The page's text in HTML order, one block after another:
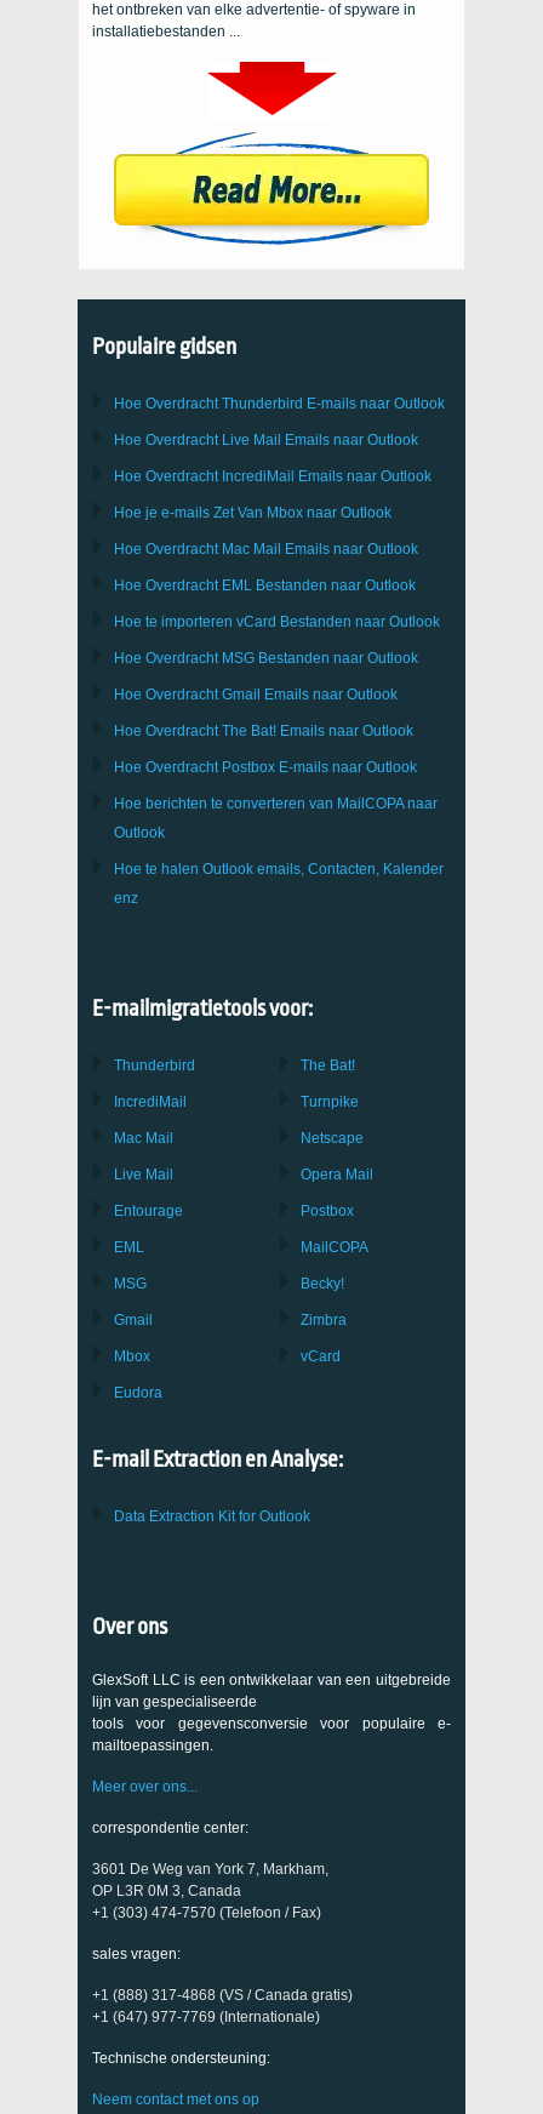
het ontbreken van elke advertentie- of spyware in
installatiebestanden ...
Populaire gidsen
Hoe OverdrachtThunderbird E-mails naar Outlook
Hoe Overdracht Live Mail Emails naar Outlook
Hoe Overdracht IncrediMail Emails naar Outlook
Hoe je e-mails Zet Van Mbox naar Outlook
Hoe Overdracht Mac Mail Emails naar Outlook
Hoe Overdracht EML Bestanden naar Outlook
Hoe te importeren vCard Bestanden naar Outlook
Hoe Overdracht MSG Bestanden naar Outlook
Hoe OverdrachtGmail Emails naar Outlook
Hoe OverdrachtThe Bat! Emails naar Outlook
Hoe Overdracht Postbox E-mails naar Outlook
Hoe berichten te converteren van MailCOPAnaar
Outlook
Hoe te halen Outlook emails, Contacten, Kalender
enz
E-mailmigratietools voor:
Thunderbird
IncrediMail
Mac Mail
Live Mail
Entourage
EML
MSG
Gmail
Mbox
Eudora
The Bat!
Turnpike
Netscape
Opera Mail
Postbox
MailCOPA
Becky!
Zimbra
vCard
E-mail Extraction en Analyse:
Data Extraction Kit for Outlook
Over ons
GlexSoft LLC is een ontwikkelaar van een uitgebreide
lijn van gespecialiseerde
tools voor gegevensconversie voor populaire e-
mailtoepassingen.
Meer over ons...
correspondentie center:
3601 De Weg van York 7, Markham,
OP L3R 0M 3, Canada
+1 (303) 474-7570 (Telefoon / Fax)
sales vragen:
+1 (888) 317-4868 (VS / Canada gratis)
+1 (647) 977-7769 (Internationale)
Technische ondersteuning:
Neem contact met ons op